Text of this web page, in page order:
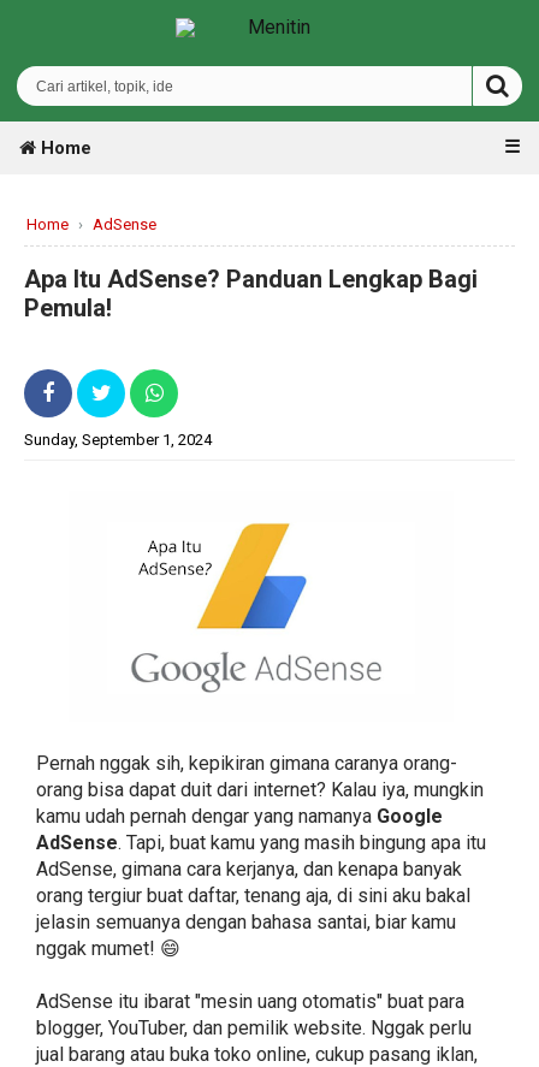
Home ☰
Home › AdSense
Apa Itu AdSense? Panduan Lengkap Bagi
Pemula!
Sunday, September 1, 2024
Pernah nggak sih, kepikiran gimana caranya orang-
orang bisa dapat duit dari internet? Kalau iya, mungkin
kamu udah pernah dengar yang namanya Google
AdSense. Tapi, buat kamu yang masih bingung apa itu
AdSense, gimana cara kerjanya, dan kenapa banyak
orang tergiur buat daftar, tenang aja, di sini aku bakal
jelasin semuanya dengan bahasa santai, biar kamu
nggak mumet! 😄
AdSense itu ibarat "mesin uang otomatis" buat para
blogger, YouTuber, dan pemilik website. Nggak perlu
jual barang atau buka toko online, cukup pasang iklan,